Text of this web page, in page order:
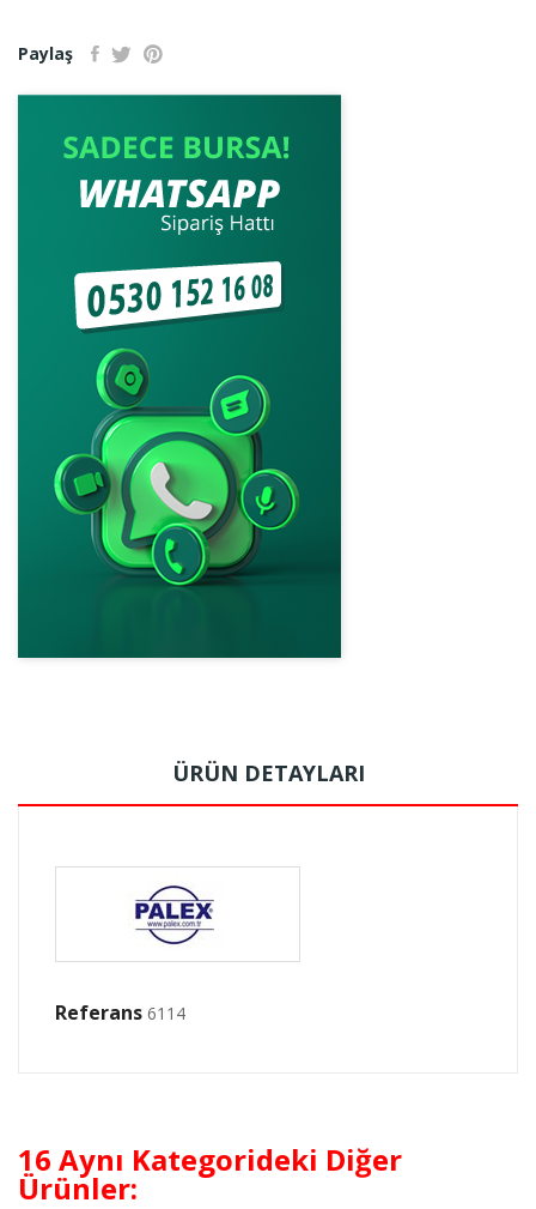
Paylaş
ÜRÜN DETAYLARI
Referans 6114
16 Aynı Kategorideki Diğer
Ürünler: